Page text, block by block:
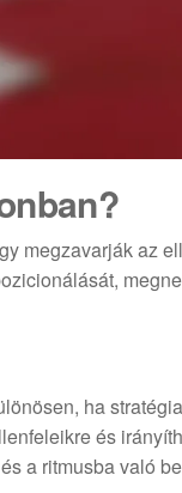
megzavarják az
ha
és
a ritmusba való